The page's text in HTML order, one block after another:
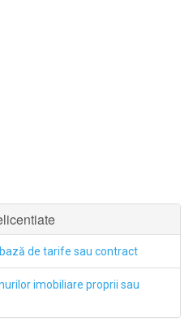
de tarife sau contract
imobiliare proprii sau